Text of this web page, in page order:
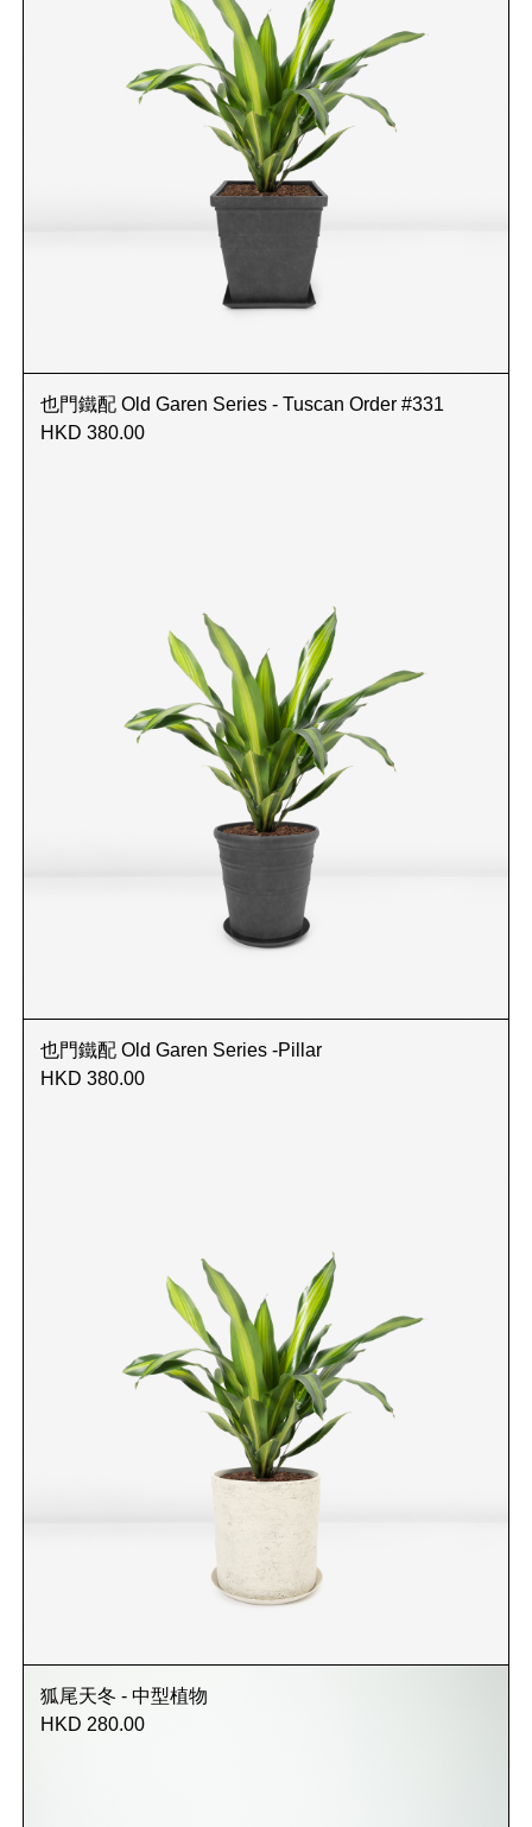
也門鐵配 Old Garen Series - Tuscan Order #331
HKD 380.00
也門鐵配 Old Garen Series -Pillar
HKD 380.00
狐尾天冬 - 中型植物
HKD 280.00